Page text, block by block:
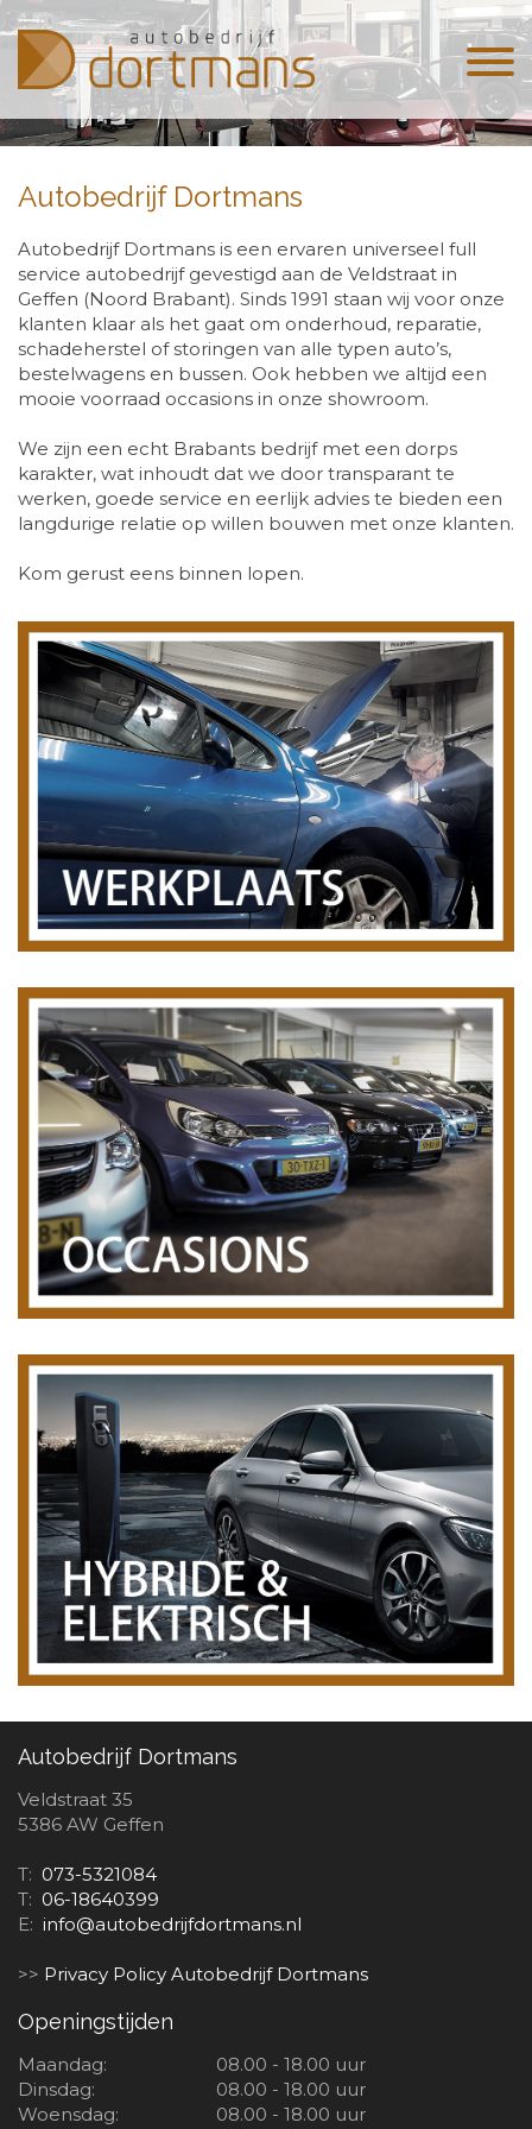
Autobedrijf Dortmans
Autobedrijf Dortmans is een ervaren universeel full
service autobedrijf gevestigd aan de Veldstraat in
Geffen (Noord Brabant). Sinds 1991 staan wij voor onze
klanten klaar als het gaat om onderhoud, reparatie,
schadeherstel of storingen van alle typen auto’s,
bestelwagens en bussen. Ook hebben we altijd een
mooie voorraad occasions in onze showroom.
We zijn een echt Brabants bedrijf met een dorps
karakter, wat inhoudt dat we door transparant te
werken, goede service en eerlijk advies te bieden een
langdurige relatie op willen bouwen met onze klanten.
Kom gerust eens binnen lopen.
Autobedrijf Dortmans
Veldstraat 35
5386 AW Geffen
T: 073-5321084
T: 06-18640399
E: info@autobedrijfdortmans.nl
>> Privacy Policy Autobedrijf Dortmans
Openingstijden
Maandag:
08.00 - 18.00 uur
Dinsdag:
08.00 - 18.00 uur
Woensdag:
08.00 - 18.00 uur